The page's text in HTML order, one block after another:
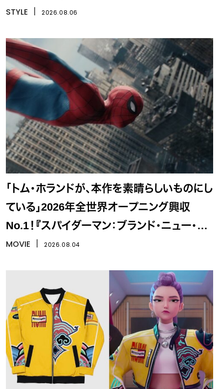
STYLE 2026.08.06
「トム・ホランドが、本作を素晴らしいものにし
ている」2026年全世界オープニング興収
No.1！『スパイダーマン：ブランド・ニュー・デ
イ』
MOVIE 2026.08.04